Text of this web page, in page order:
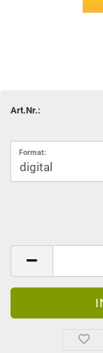
Art.Nr.:
Format: